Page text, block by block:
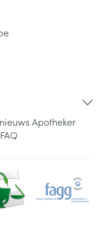
Apotheker
FAQ